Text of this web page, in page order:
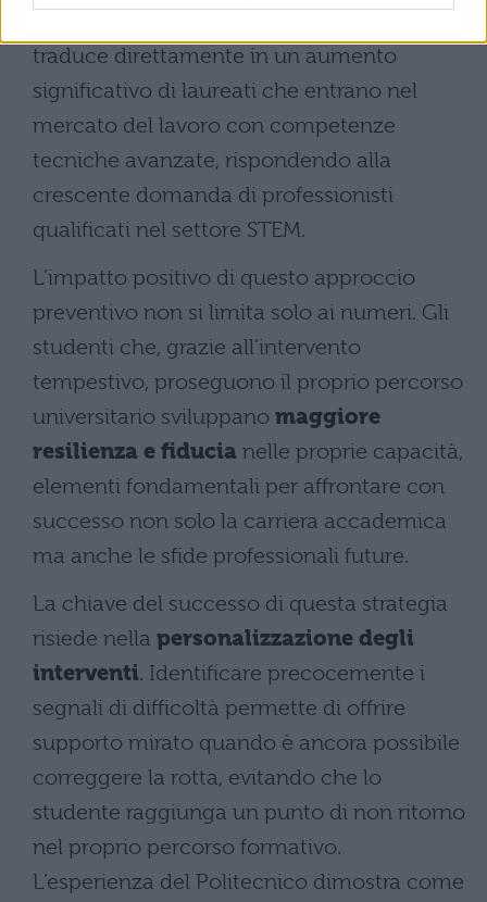
traduce direttamente in un aumento
significativo di laureati che entrano nel
mercato del lavoro con competenze
tecniche avanzate, rispondendo alla
crescente domanda di professionisti
qualificati nel settore STEM.
L’impatto positivo di questo approccio
preventivo non si limita solo ai numeri. Gli
studenti che, grazie all’intervento
tempestivo, proseguono il proprio percorso
universitario sviluppano maggiore
resilienza e fiducia nelle proprie capacità,
elementi fondamentali per affrontare con
successo non solo la carriera accademica
ma anche le sfide professionali future.
La chiave del successo di questa strategia
risiede nella personalizzazione degli
interventi. Identificare precocemente i
segnali di difficoltà permette di offrire
supporto mirato quando è ancora possibile
correggere la rotta, evitando che lo
studente raggiunga un punto di non ritorno
nel proprio percorso formativo.
L’esperienza del Politecnico dimostra come